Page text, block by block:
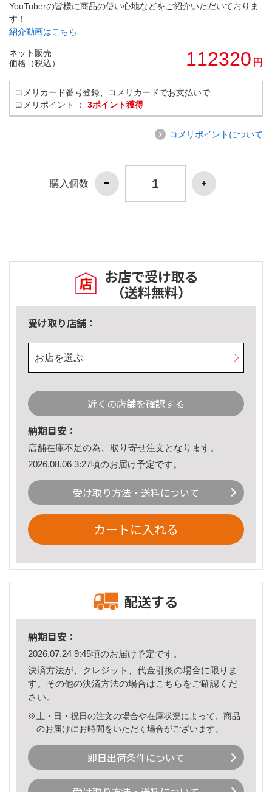
YouTuberの皆様に商品の使い心地などをご紹介いただいておりま
す！
紹介動画はこちら
ネット販売
価格（税込）
112320 円
コメリカード番号登録、コメリカードでお支払いで
コメリポイント ： 3ポイント獲得
コメリポイントについて
購入個数
お店で受け取る
（送料無料）
受け取り店舗：
お店を選ぶ
近くの店舗を確認する
納期目安：
店舗在庫不足の為、取り寄せ注文となります。
2026.08.06 3:27頃のお届け予定です。
受け取り方法・送料について
カートに入れる
配送する
納期目安：
2026.07.24 9:45頃のお届け予定です。
決済方法が、クレジット、代金引換の場合に限りま
す。その他の決済方法の場合はこちら をご確認くだ
さい。
※土・日・祝日の注文の場合や在庫状況によって、商品
のお届けにお時間をいただく場合がございます。
即日出荷条件について